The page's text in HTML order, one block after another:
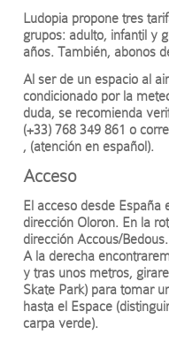
Ludopia propone tres
grupos: adulto, infantil y
años. También, abonos
Al ser de un espacio al
condicionado por la
duda, se recomienda
(+33) 768 349 861 o
, (atención en español).
Acceso
El acceso desde España
dirección Oloron. En la
dirección Accous/Bedous.
A la derecha
y tras unos metros,
Skate Park) para tomar
hasta el Espace
carpa verde).